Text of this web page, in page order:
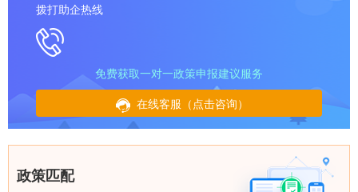
拨打助企热线
免费获取一对一政策申报建议服务
在线客服（点击咨询）
政策匹配